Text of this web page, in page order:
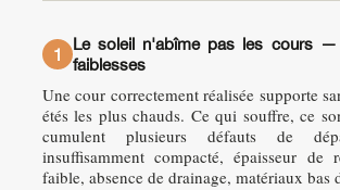
1
Le soleil n'abîme pas les cours —
faiblesses
Une cour correctement réalisée supporte
étés les plus chauds. Ce qui souffre, ce
cumulent plusieurs défauts de
insuffisamment compacté, épaisseur de
faible, absence de drainage, matériaux bas